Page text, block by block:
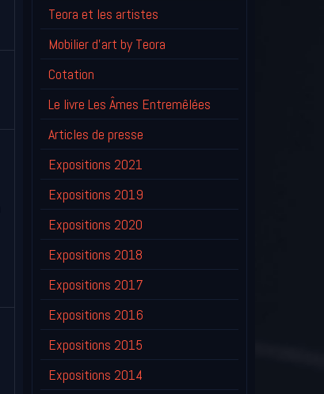
Teora et les artistes
Mobilier d'art by Teora
Cotation
Le livre Les Âmes Entremêlées
Articles de presse
Expositions 2021
Expositions 2019
Expositions 2020
Expositions 2018
Expositions 2017
Expositions 2016
Expositions 2015
Expositions 2014